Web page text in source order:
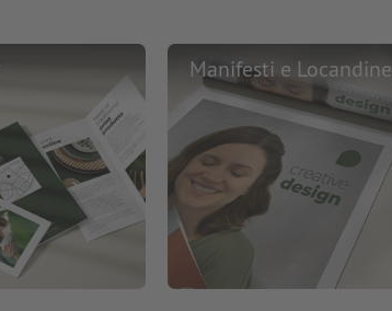
Manifesti e Locandine